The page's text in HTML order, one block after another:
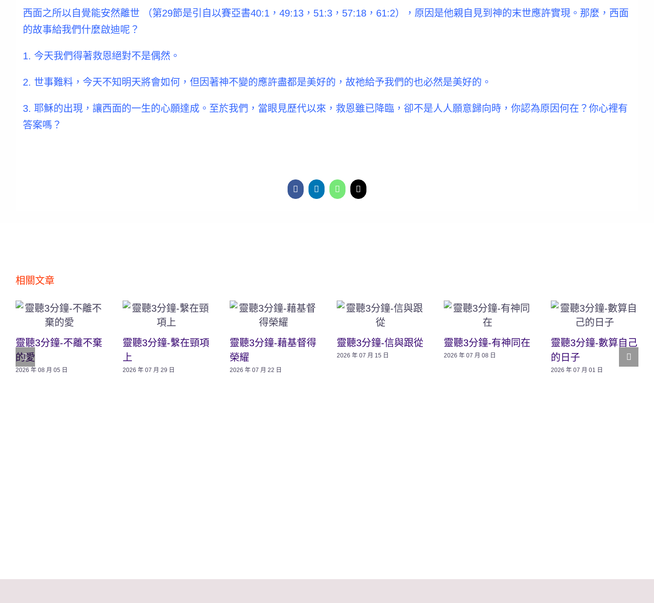
西面之所以自覺能安然離世 （第29節是引自以賽亞書40:1，49:13，51:3，57:18，61:2），原因是他親自見到神的末世應許實現。那麼，西面
的故事給我們什麼啟迪呢？
1. 今天我們得著救恩絕對不是偶然。
2. 世事難料，今天不知明天將會如何，但因著神不變的應許盡都是美好的，故祂給予我們的也必然是美好的。
3. 耶穌的出現，讓西面的一生的心願達成。至於我們，當眼見歷代以來，救恩雖已降臨，卻不是人人願意歸向時，你認為原因何在？你心裡有
答案嗎？
相關文章
靈聽3分鐘-不離不棄
的愛
2026 年 08 月 05 日
靈聽3分鐘-繫在頸項
上
2026 年 07 月 29 日
靈聽3分鐘-藉基督得
榮耀
2026 年 07 月 22 日
靈聽3分鐘-信與跟從
2026 年 07 月 15 日
靈聽3分鐘-有神同在
2026 年 07 月 08 日
靈聽3分鐘-數算自己
的日子
2026 年 07 月 01 日